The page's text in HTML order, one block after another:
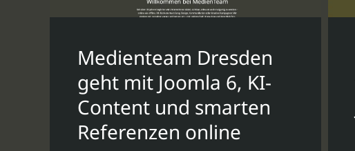
Medienteam Dresden
geht mit Joomla 6, KI-
Content und smarten
Referenzen online